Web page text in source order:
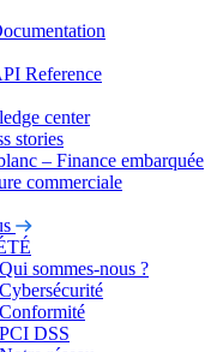
Reference
center
stories
– Finance embarquée
commerciale
Qui sommes-nous ?
Cybersécurité
Conformité
PCI DSS